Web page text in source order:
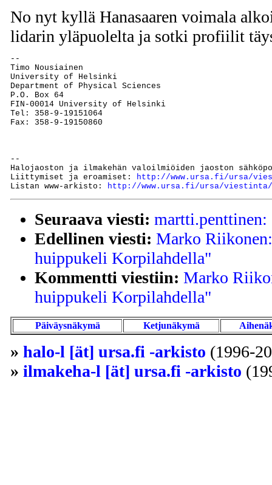
No nyt kyllä Hanasaaren voimala
lidarin yläpuolelta ja sotki profiilit
--
Timo Nousiainen
University of Helsinki
Department of Physical Sciences
P.O. Box 64
FIN-00014 University of Helsinki
Tel: 358-9-19151064
Fax: 358-9-19150860
--
Halojaoston ja ilmakehän valoilmiöiden jaoston
Liittymiset ja eroamiset:
http://www.ursa.fi/ursa/
Listan www-arkisto:
http://www.ursa.fi/ursa/viestinta/
Seuraava viesti:
Edellinen viesti: Marko
huippukeli Korpilahdella"
Kommentti viestiin: Marko
huippukeli Korpilahdella"
Päiväysnäkymä Ketjunäkymä
» halo-l [ät] ursa.fi -arkisto (1996-
» ilmakeha-l [ät] ursa.fi -arkisto